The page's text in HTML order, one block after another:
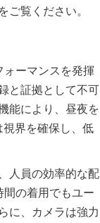
ーマンスを発揮
と証拠として不可
能により、昼夜を
界を確保し、低
人員の効率的な配
の着用でもユー
に、カメラは強力